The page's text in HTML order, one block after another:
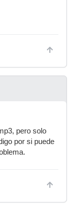
pero solo
por si puede